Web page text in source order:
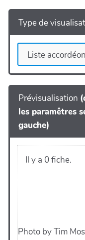
Type de
Prévisualisation
les paramêtres
gauche)